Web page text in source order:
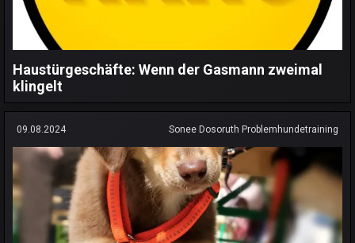
Haustürgeschäfte: Wenn der Gasmann zweimal
klingelt
09.08.2024 Sonee Dosoruth Problemhundetraining